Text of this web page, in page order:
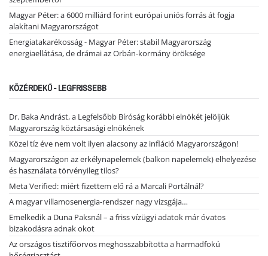
Magyar Péter: a 6000 milliárd forint európai uniós forrás át fogja
alakítani Magyarországot
Energiatakarékosság - Magyar Péter: stabil Magyarország
energiaellátása, de drámai az Orbán-kormány öröksége
KÖZÉRDEKŰ - LEGFRISSEBB
Dr. Baka Andrást, a Legfelsőbb Bíróság korábbi elnökét jelöljük
Magyarország köztársasági elnökének
Közel tíz éve nem volt ilyen alacsony az infláció Magyarországon!
Magyarországon az erkélynapelemek (balkon napelemek) elhelyezése
és használata törvényileg tilos?
Meta Verified: miért fizettem elő rá a Marcali Portálnál?
A magyar villamosenergia-rendszer nagy vizsgája…
Emelkedik a Duna Paksnál – a friss vízügyi adatok már óvatos
bizakodásra adnak okot
Az országos tisztifőorvos meghosszabbította a harmadfokú